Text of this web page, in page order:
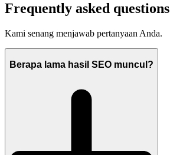
Frequently asked questions
Kami senang menjawab pertanyaan Anda.
Berapa lama hasil SEO muncul?